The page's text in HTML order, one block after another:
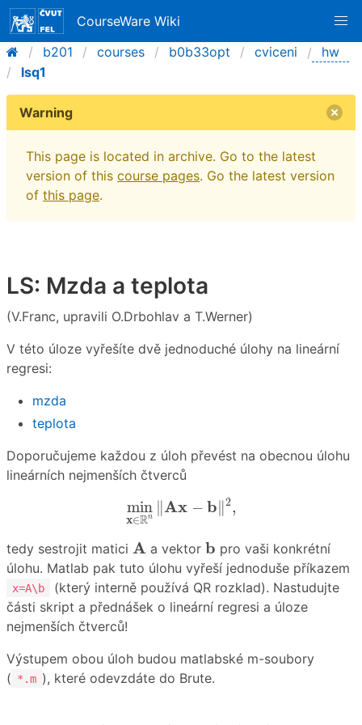
CourseWare Wiki
b201
courses b0b33opt cviceni
hw
lsq1
Warning
This page is located in archive. Go to the latest
version of this course pages. Go the latest version
of this page.
LS: Mzda a teplota
(V.Franc, upravili O.Drbohlav a T.Werner)
V této úloze vyřešíte dvě jednoduché úlohy na lineární
regresi:
mzda
teplota
Doporučujeme každou z úloh převést na obecnou úlohu
lineárních nejmenších čtverců
min
x∈Rn
∥Ax − b∥2,
min x ∈ A x−
tedy sestrojit matici A
A a vektor b
b pro vaši konkrétní
úlohu. Matlab pak tuto úlohu vyřeší jednoduše příkazem
x=A\b
(který interně používá QR rozklad). Nastudujte
části skript a přednášek o lineární regresi a úloze
nejmenších čtverců!
Výstupem obou úloh budou matlabské m-soubory
( *.m ), které odevzdáte do Brute.